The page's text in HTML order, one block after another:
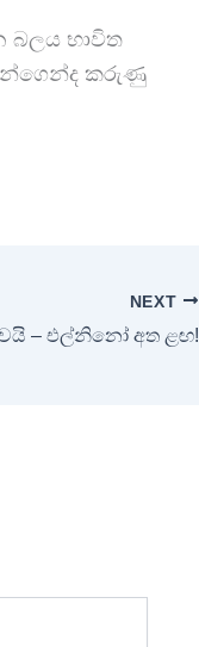
බලය භාවිත
කරුණු
NEXT
– එල්නිනෝ අත ළඟ!